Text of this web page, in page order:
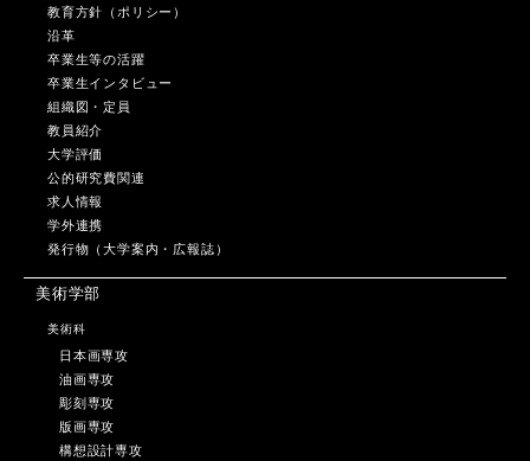
教育方針（ポリシー）
沿革
卒業生等の活躍
卒業生インタビュー
組織図・定員
教員紹介
大学評価
公的研究費関連
求人情報
学外連携
発行物（大学案内・広報誌）
美術学部
美術科
日本画専攻
油画専攻
彫刻専攻
版画専攻
構想設計専攻